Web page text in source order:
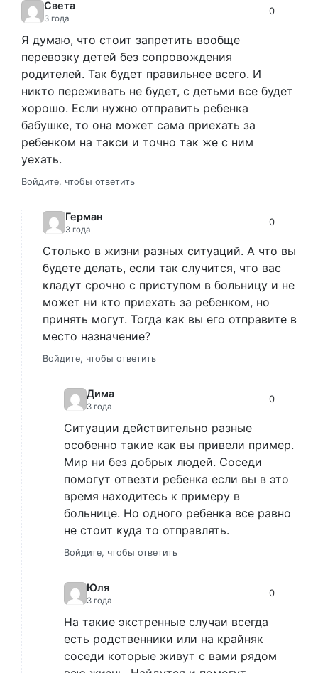
Света
3 года
0
Я думаю, что стоит запретить вообще
перевозку детей без сопровождения
родителей. Так будет правильнее всего. И
никто переживать не будет, с детьми все будет
хорошо. Если нужно отправить ребенка
бабушке, то она может сама приехать за
ребенком на такси и точно так же с ним
уехать.
Войдите, чтобы ответить
Герман
3 года
0
Столько в жизни разных ситуаций. А что вы
будете делать, если так случится, что вас
кладут срочно с приступом в больницу и не
может ни кто приехать за ребенком, но
принять могут. Тогда как вы его отправите в
место назначение?
Войдите, чтобы ответить
Дима
3 года
0
Ситуации действительно разные
особенно такие как вы привели пример.
Мир ни без добрых людей. Соседи
помогут отвезти ребенка если вы в это
время находитесь к примеру в
больнице. Но одного ребенка все равно
не стоит куда то отправлять.
Войдите, чтобы ответить
Юля
3 года
0
На такие экстренные случаи всегда
есть родственники или на крайняк
соседи которые живут с вами рядом